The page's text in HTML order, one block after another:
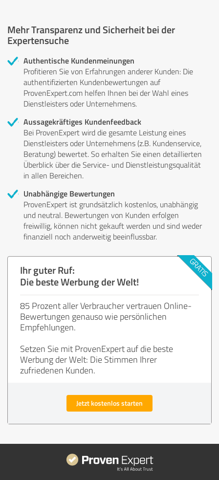
Mehr Transparenz und Sicherheit bei der
Expertensuche
Authentische Kundenmeinungen
Profitieren Sie von Erfahrungen anderer Kunden: Die
authentifizierten Kundenbewertungen auf
ProvenExpert.com helfen Ihnen bei der Wahl eines
Dienstleisters oder Unternehmens.
Aussagekräftiges Kundenfeedback
Bei ProvenExpert wird die gesamte Leistung eines
Dienstleisters oder Unternehmens (z.B. Kundenservice,
Beratung) bewertet. So erhalten Sie einen detaillierten
Überblick über die Service- und Dienstleistungsqualität
in allen Bereichen.
Unabhängige Bewertungen
ProvenExpert ist grundsätzlich kostenlos, unabhängig
und neutral. Bewertungen von Kunden erfolgen
freiwillig, können nicht gekauft werden und sind weder
finanziell noch anderweitig beeinflussbar.
Ihr guter Ruf:
Die beste Werbung der Welt!
85 Prozent aller Verbraucher vertrauen Online-
Bewertungen genauso wie persönlichen
Empfehlungen.
Setzen Sie mit ProvenExpert auf die beste
Werbung der Welt: Die Stimmen Ihrer
zufriedenen Kunden.
Jetzt kostenlos starten